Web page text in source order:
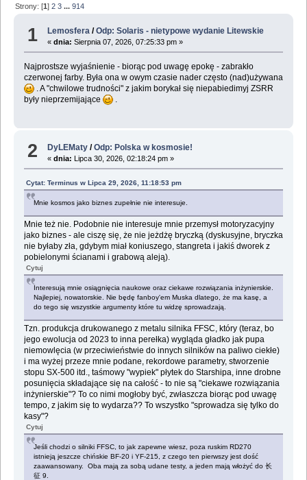
Strony: [1]2 3 ...914
1 Lemosfera /Odp: Solaris - nietypowe wydanie Litewskie
«dnia: Sierpnia 07, 2026, 07:25:33 pm »
Najprostsze wyjaśnienie - biorąc pod uwagę epokę - zabrakło
czerwonej farby. Była ona w owym czasie nader często (nad)używana
. A "chwilowe trudności" z jakim borykał się niepabiedimyj ZSRR
były nieprzemijające
.
2 DyLEMaty /Odp: Polska w kosmosie!
«dnia: Lipca 30, 2026, 02:18:24 pm »
Cytat: Terminus w Lipca 29, 2026, 11:18:53 pm
Mnie kosmos jako biznes zupełnie nie interesuje.
Mnie też nie. Podobnie nie interesuje mnie przemysł motoryzacyjny
jako biznes - ale ciszę się, że nie jeżdżę bryczką (dyskusyjne, bryczka
nie byłaby zła, gdybym miał koniuszego, stangreta i jakiś dworek z
pobielonymi ścianami i grabową aleją).
Cytuj
Interesują mnie osiągnięcia naukowe oraz ciekawe rozwiązania inżynierskie.
Najlepiej, nowatorskie. Nie będę fanboy'em Muska dlatego, że ma kasę, a
do tego się wszystkie argumenty które tu widzę sprowadzają.
Tzn. produkcja drukowanego z metalu silnika FFSC, który (teraz, bo
jego ewolucja od 2023 to inna perełka) wygląda gładko jak pupa
niemowlęcia (w przeciwieństwie do innych silników na paliwo ciekłe)
i ma wyżej przeze mnie podane, rekordowe parametry, stworzenie
stopu SX-500 itd., taśmowy "wypiek" płytek do Starshipa, inne drobne
posunięcia składające się na całość - to nie są "ciekawe rozwiązania
inżynierskie"? To co nimi mogłoby być, zwłaszcza biorąc pod uwagę
tempo, z jakim się to wydarza?? To wszystko "sprowadza się tylko do
kasy"?
Cytuj
Jeśli chodzi o silniki FFSC, to jak zapewne wiesz, poza ruskim RD270
istnieją jeszcze chińskie BF-20 i YF-215, z czego ten pierwszy jest dość
zaawansowany. Oba mają za sobą udane testy, a jeden mają włożyć do 长
征 9.